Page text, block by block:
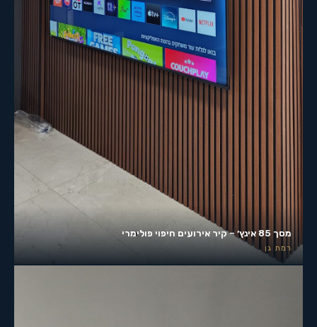
מסך 85 אינץ׳ – קיר אירועים חיפוי פולימרי
רמת גן